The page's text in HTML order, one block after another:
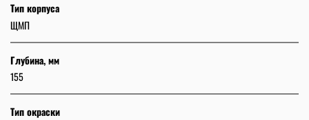
Тип корпуса
ЩМП
Глубина, мм
155
Тип окраски